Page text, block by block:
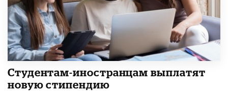
Студентам-иностранцам выплатят
новую стипендию